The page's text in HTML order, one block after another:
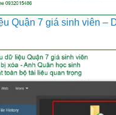
Quận 7 giá sinh viên –